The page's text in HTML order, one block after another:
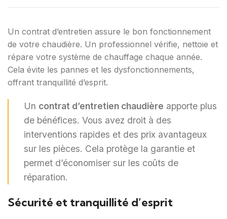
Un contrat d’entretien assure le bon fonctionnement
de votre chaudière. Un professionnel vérifie, nettoie et
répare votre système de chauffage chaque année.
Cela évite les pannes et les dysfonctionnements,
offrant tranquillité d’esprit.
Un contrat d’entretien chaudière apporte plus
de bénéfices. Vous avez droit à des
interventions rapides et des prix avantageux
sur les pièces. Cela protège la garantie et
permet d’économiser sur les coûts de
réparation.
Sécurité et tranquillité d’esprit